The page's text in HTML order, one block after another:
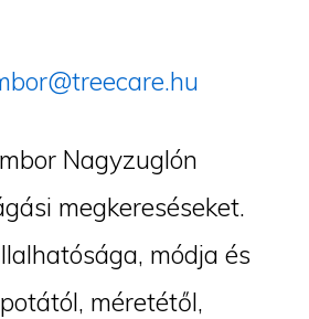
Nagyzuglón
megkereséseket.
módja és
méretétől,